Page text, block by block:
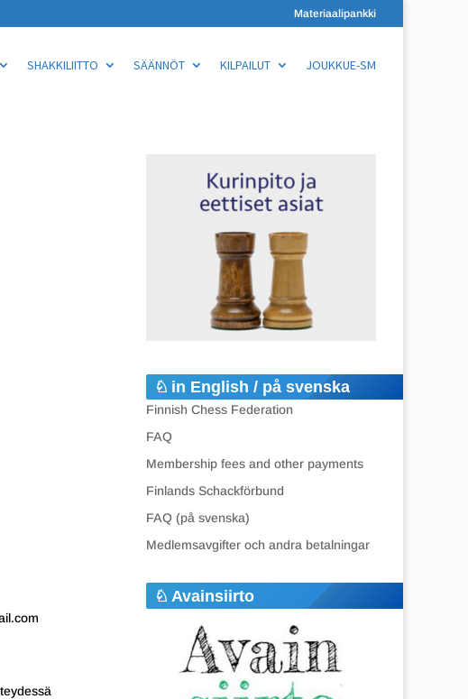
Materiaalipankki
SHAKKILIITTO SÄÄNNÖT KILPAILUT JOUKKUE-SM
in English / på svenska
Finnish Chess Federation
FAQ
Membership fees and other payments
Finlands Schackförbund
FAQ (på svenska)
Medlemsavgifter och andra betalningar
Avainsiirto